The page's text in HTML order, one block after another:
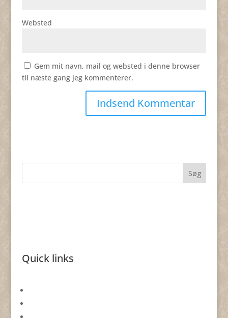
Websted
Gem mit navn, mail og websted i denne browser
til næste gang jeg kommenterer.
Quick links